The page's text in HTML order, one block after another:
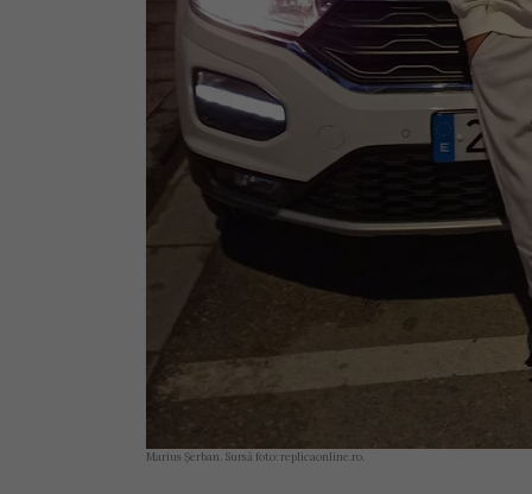
Marius Șerban. Sursă foto: replicaonline.ro.